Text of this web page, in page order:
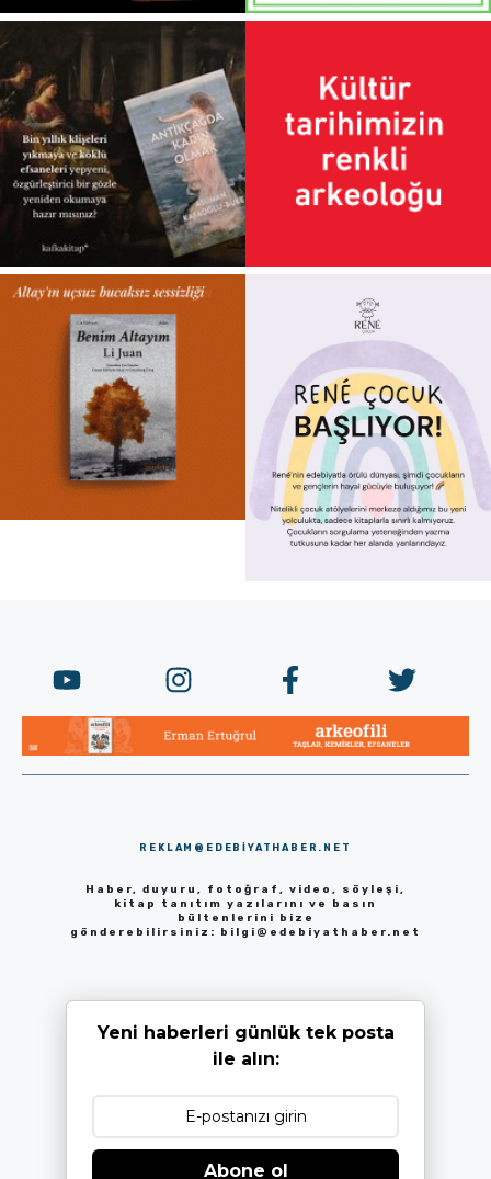
REKLAM@EDEBIYATHABER.NET
Haber, duyuru, fotoğraf, video, söyleşi,
kitap tanıtım yazılarını ve basın
bültenlerini bize
gönderebilirsiniz:
bilgi@edebiyathaber.net
Yeni haberleri günlük tek posta
ile alın:
Abone ol